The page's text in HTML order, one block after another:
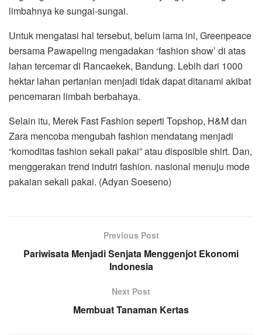
limbahnya ke sungai-sungai.
Untuk mengatasi hal tersebut, belum lama ini, Greenpeace
bersama Pawapeling mengadakan ‘fashion show’ di atas
lahan tercemar di Rancaekek, Bandung. Lebih dari 1000
hektar lahan pertanian menjadi tidak dapat ditanami akibat
pencemaran limbah berbahaya.
Selain itu, Merek Fast Fashion seperti Topshop, H&M dan
Zara mencoba mengubah fashion mendatang menjadi
“komoditas fashion sekali pakai” atau disposible shirt. Dan,
menggerakan trend indutri fashion. nasional menuju mode
pakaian sekali pakai. (Adyan Soeseno)
Previous Post
Pariwisata Menjadi Senjata Menggenjot Ekonomi
Indonesia
Next Post
Membuat Tanaman Kertas